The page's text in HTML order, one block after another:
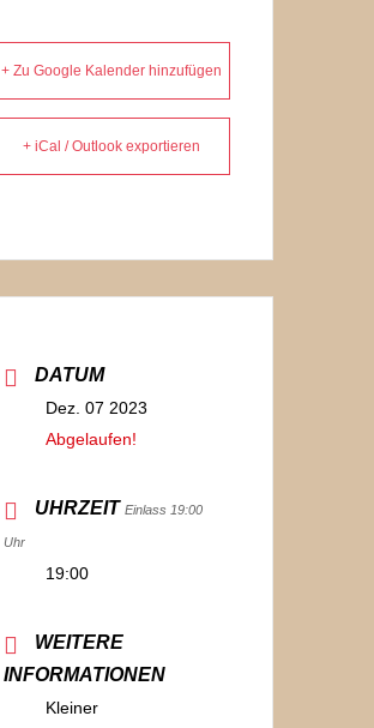
+ Zu Google Kalender hinzufügen
+ iCal / Outlook exportieren
DATUM
Dez. 07 2023
Abgelaufen!
UHRZEIT Einlass 19:00
Uhr
19:00
WEITERE
INFORMATIONEN
Kleiner